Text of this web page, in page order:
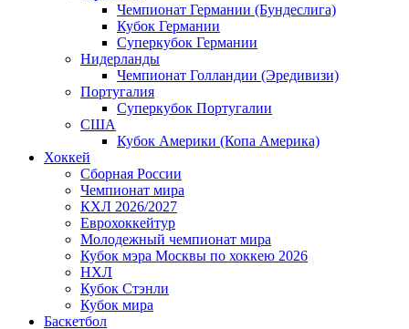
Чемпионат Германии (Бундеслига)
Кубок Германии
Суперкубок Германии
Нидерланды
Чемпионат Голландии (Эредивизи)
Португалия
Суперкубок Португалии
США
Кубок Америки (Копа Америка)
Хоккей
Сборная России
Чемпионат мира
КХЛ 2026/2027
Еврохоккейтур
Молодежный чемпионат мира
Кубок мэра Москвы по хоккею 2026
НХЛ
Кубок Стэнли
Кубок мира
Баскетбол